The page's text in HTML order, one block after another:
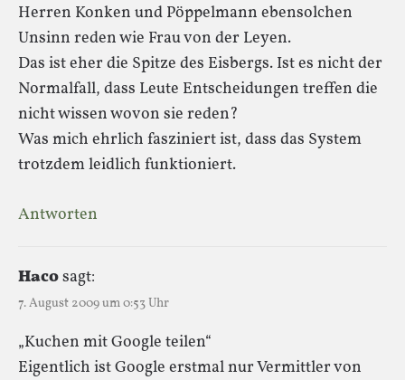
Herren Konken und Pöppelmann ebensolchen
Unsinn reden wie Frau von der Leyen.
Das ist eher die Spitze des Eisbergs. Ist es nicht der
Normalfall, dass Leute Entscheidungen treffen die
nicht wissen wovon sie reden?
Was mich ehrlich fasziniert ist, dass das System
trotzdem leidlich funktioniert.
Antworten
Hacosagt:
7. August 2009 um 0:53 Uhr
„Kuchen mit Google teilen“
Eigentlich ist Google erstmal nur Vermittler von